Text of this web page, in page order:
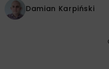
Damian Karpiński